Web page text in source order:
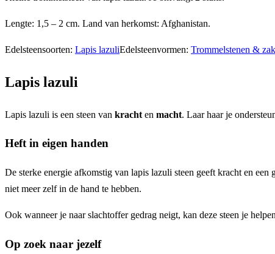
klein
–
stuks
Lengte: 1,5 – 2 cm. Land van herkomst: Afghanistan.
Edelsteensoorten: Lapis lazuliEdelsteenvormen: Trommelstenen &
Lapis lazuli
Lapis lazuli is een steen van kracht en macht. Laar haar je
Heft in eigen handen
De sterke energie afkomstig van lapis lazuli steen geeft kracht en
niet meer zelf in de hand te hebben.
Ook wanneer je naar slachtoffer gedrag neigt, kan deze steen je
Op zoek naar jezelf